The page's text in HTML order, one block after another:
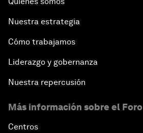
Nuestra estrategia
Cómo trabajamos
Liderazgo y gobernanza
Nuestra repercusión
Más información sobre el Foro
Centros